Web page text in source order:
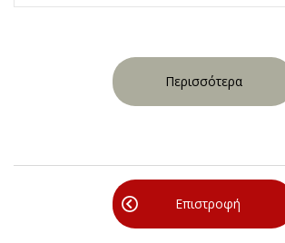
Περισσότερα
Επιστροφή